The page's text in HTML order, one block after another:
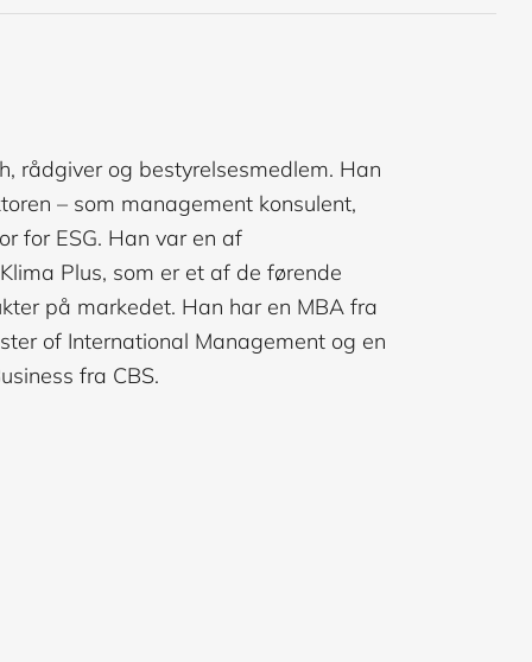
rådgiver og bestyrelsesmedlem. Han
– som management konsulent,
for ESG. Han var en af
Plus, som er et af de førende
på markedet. Han har en MBA fra
of International Management og en
fra CBS.